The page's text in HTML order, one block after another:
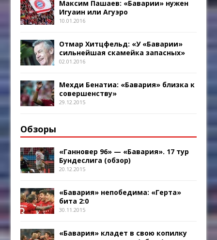
Максим Пашаев: «Баварии» нужен
Игуаин или Агуэро
10.01.2016
Отмар Хитцфельд: «У «Баварии»
сильнейшая скамейка запасных»
02.01.2016
Мехди Бенатиа: «Бавария» близка к
совершенству»
29.12.2015
Обзоры
«Ганновер 96» — «Бавария». 17 тур
Бундеслига (обзор)
20.12.2015
«Бавария» непобедима: «Герта»
бита 2:0
30.11.2015
«Бавария» кладет в свою копилку